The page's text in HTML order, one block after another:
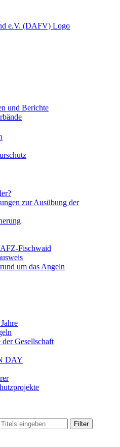
und Berichte
zur Ausübung der
Fischwaid
um das Angeln
Gesellschaft
DAY
Filter